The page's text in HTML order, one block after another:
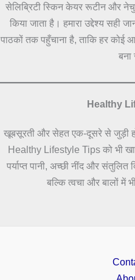
सेलिब्रिटी स्किन केयर रूटीन और
किया जाता है। हमारा उद्देश्य सही
पाठकों तक पहुँचाना है, ताकि हर कोई
Healthy
खूबसूरती और सेहत एक-दूसरे से जुड़ी
Healthy Lifestyle Tips को भी
पर्याप्त पानी, अच्छी नींद और संतुलित
बल्कि त्वचा और बालों में